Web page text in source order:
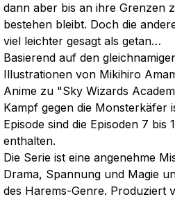
dann aber bis an ihre Grenzen
bestehen bleibt. Doch die
viel leichter gesagt als getan…
Basierend auf den
Illustrationen von Mikihiro
Anime zu "Sky Wizards
Kampf gegen die Monsterkäfer
Episode sind die Episoden 7 bis
enthalten.
Die Serie ist eine angenehme
Drama, Spannung und Magie
des Harems-Genre. Produziert